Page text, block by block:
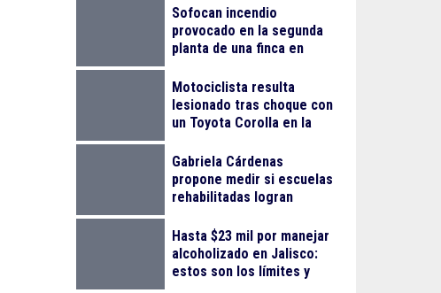
Ayotzinapa
Sofocan incendio
provocado en la segunda
planta de una finca en
Motociclista resulta
lesionado tras choque con
un Toyota Corolla en la
Gabriela Cárdenas
propone medir si escuelas
rehabilitadas logran
escolar
Hasta $23 mil por manejar
alcoholizado en Jalisco:
estos son los límites y